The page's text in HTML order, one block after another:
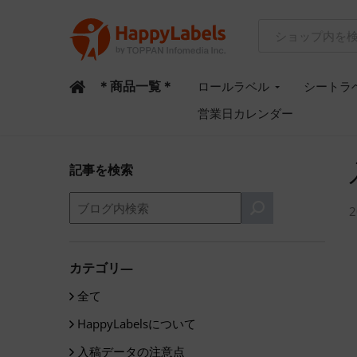
＊商品一覧＊ ロールラベル
シートラ
営業日カレンダー
記事を検索
カテゴリ―
全て
HappyLabelsについて
入稿データの注意点